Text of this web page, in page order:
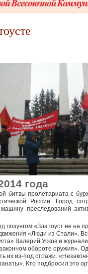
года
битвы пролетариата с
России. Город
преследований
лозунгом «Златоуст не на
«Люди из Стали».
Валерий Усков и
обороте оружия».
их из-под стражи.
Кто подбросил это